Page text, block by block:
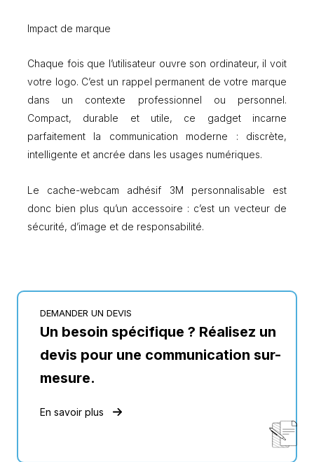
Impact de marque
Chaque fois que l’utilisateur ouvre son ordinateur, il voit
votre logo. C’est un rappel permanent de votre marque
dans un contexte professionnel ou personnel.
Compact, durable et utile, ce gadget incarne
parfaitement la communication moderne : discrète,
intelligente et ancrée dans les usages numériques.
Le cache-webcam adhésif 3M personnalisable est
donc bien plus qu’un accessoire : c’est un vecteur de
sécurité, d’image et de responsabilité.
DEMANDER UN DEVIS
Un besoin spécifique ? Réalisez un
devis pour une communication sur-
mesure.
En savoir plus